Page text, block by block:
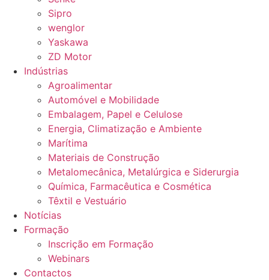
Sipro
wenglor
Yaskawa
ZD Motor
Indústrias
Agroalimentar
Automóvel e Mobilidade
Embalagem, Papel e Celulose
Energia, Climatização e Ambiente
Marítima
Materiais de Construção
Metalomecânica, Metalúrgica e Siderurgia
Química, Farmacêutica e Cosmética
Têxtil e Vestuário
Notícias
Formação
Inscrição em Formação
Webinars
Contactos